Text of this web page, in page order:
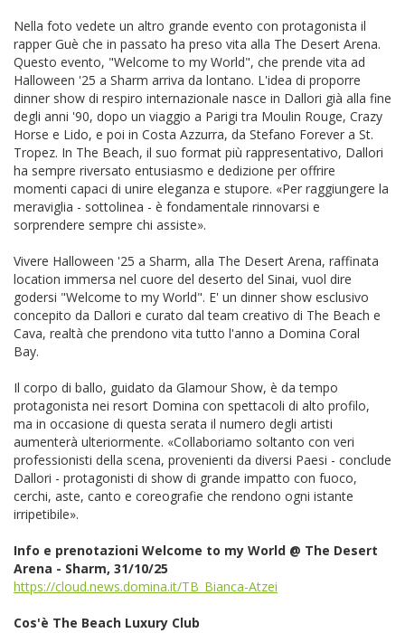
Nella foto vedete un altro grande evento con protagonista il
rapper Guè che in passato ha preso vita alla The Desert Arena.
Questo evento, "Welcome to my World", che prende vita ad
Halloween '25 a Sharm arriva da lontano. L'idea di proporre
dinner show di respiro internazionale nasce in Dallori già alla fine
degli anni '90, dopo un viaggio a Parigi tra Moulin Rouge, Crazy
Horse e Lido, e poi in Costa Azzurra, da Stefano Forever a St.
Tropez. In The Beach, il suo format più rappresentativo, Dallori
ha sempre riversato entusiasmo e dedizione per offrire
momenti capaci di unire eleganza e stupore. «Per raggiungere la
meraviglia - sottolinea - è fondamentale rinnovarsi e
sorprendere sempre chi assiste».
Vivere Halloween '25 a Sharm, alla The Desert Arena, raffinata
location immersa nel cuore del deserto del Sinai, vuol dire
godersi "Welcome to my World". E' un dinner show esclusivo
concepito da Dallori e curato dal team creativo di The Beach e
Cava, realtà che prendono vita tutto l'anno a Domina Coral
Bay.
Il corpo di ballo, guidato da Glamour Show, è da tempo
protagonista nei resort Domina con spettacoli di alto profilo,
ma in occasione di questa serata il numero degli artisti
aumenterà ulteriormente. «Collaboriamo soltanto con veri
professionisti della scena, provenienti da diversi Paesi - conclude
Dallori - protagonisti di show di grande impatto con fuoco,
cerchi, aste, canto e coreografie che rendono ogni istante
irripetibile».
Info e prenotazioni Welcome to my World @ The Desert
Arena - Sharm, 31/10/25
https://cloud.news.domina.it/TB_Bianca-Atzei
Cos'è The Beach Luxury Club